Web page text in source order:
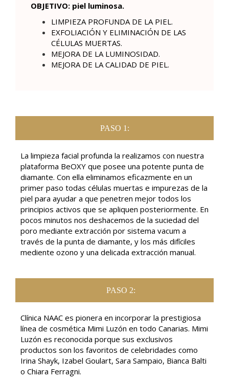
OBJETIVO: piel luminosa.
LIMPIEZA PROFUNDA DE LA PIEL.
EXFOLIACIÓN Y ELIMINACIÓN DE LAS
CÉLULAS MUERTAS.
MEJORA DE LA LUMINOSIDAD.
MEJORA DE LA CALIDAD DE PIEL.
PASO 1:
La limpieza facial profunda la realizamos con nuestra
plataforma BeOXY que posee una potente punta de
diamante. Con ella eliminamos eficazmente en un
primer paso todas células muertas e impurezas de la
piel para ayudar a que penetren mejor todos los
principios activos que se apliquen posteriormente. En
pocos minutos nos deshacemos de la suciedad del
poro mediante extracción por sistema vacum a
través de la punta de diamante, y los más difíciles
mediente ozono y una delicada extracción manual.
PASO 2:
Clínica NAAC es pionera en incorporar la prestigiosa
línea de cosmética Mimi Luzón en todo Canarias. Mimi
Luzón es reconocida porque sus exclusivos
productos son los favoritos de celebridades como
Irina Shayk, Izabel Goulart, Sara Sampaio, Bianca Balti
o Chiara Ferragni.